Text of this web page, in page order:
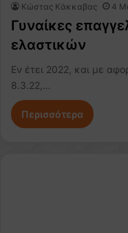
Κώστας Κάκκαβας 4
Γυναίκες
ελαστικών
Εν έτει 2022, και με
8.3.22,…
Περισσότερα